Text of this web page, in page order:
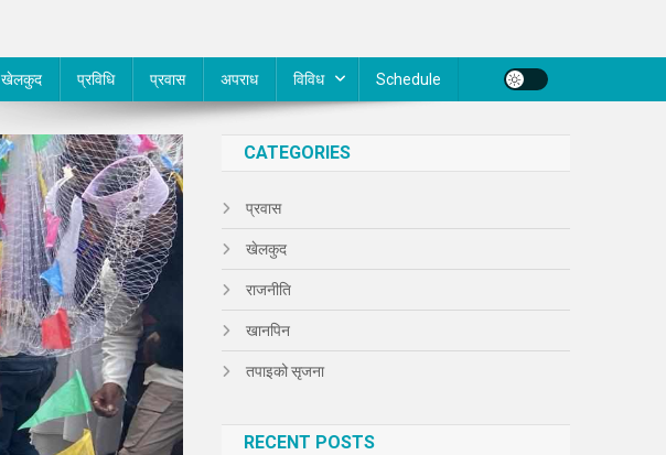
खेलकुद प्रविधि प्रवास अपराध विविध Schedule
CATEGORIES
प्रवास
खेलकुद
राजनीति
खानपिन
तपाइको सृजना
RECENT POSTS